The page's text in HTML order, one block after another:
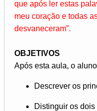
que após ler estas
meu coração e todas
desvaneceram”.
OBJETIVOS
Após esta aula, o
Descrever os
Distinguir os